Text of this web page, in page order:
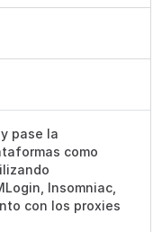
pase la
como
Insomniac,
con los proxies